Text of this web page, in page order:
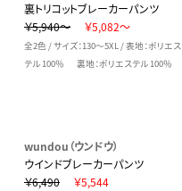
裏トリコットブレーカーパンツ
￥5,940～
￥5,082～
全2色 / サイズ：130～5XL / 表地：ポリエス
テル 100％ 裏地：ポリエステル 100％
wundou（ウンドウ）
ウインドブレーカーパンツ
￥6,490
￥5,544